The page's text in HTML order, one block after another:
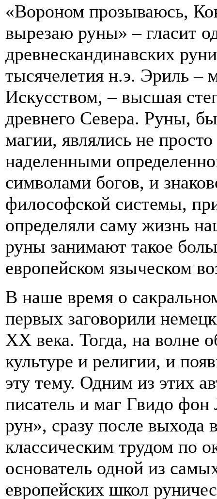
«Вороном прозываюсь,
вырезаю руны» – гласит
древнескандинавских
тысячелетия н.э. Эриль –
Искусством, – высшая
древнего Севера. Руны,
магии, являлись не
наделенными
символами богов, и
философской системы,
определяли саму жизнь
руны занимают такое
европейском языческом
В наше время о
первых заговорили
XX века. Тогда, на волне
культуре и религии, и
эту тему. Одним из этих
писатель и маг Гвидо
рун», сразу после выхода
классическим трудом по
основатель одной из
европейских школ